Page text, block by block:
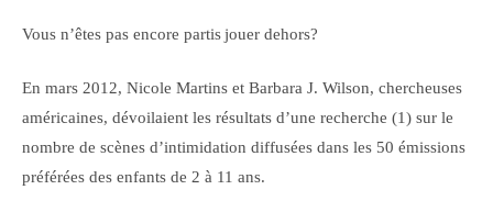
Vous n’êtes pas encore partis jouer dehors?
En mars 2012, Nicole Martins et Barbara J. Wilson, chercheuses
américaines, dévoilaient les résultats d’une recherche (1) sur le
nombre de scènes d’intimidation diffusées dans les 50 émissions
préférées des enfants de 2 à 11 ans.